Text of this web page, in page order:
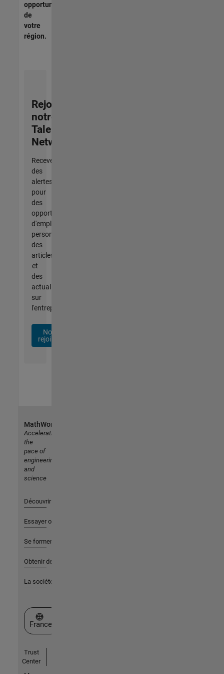
opportunités
de
votre
région.
Rejoignez
notre
Talent
Network
Recevez
des
alertes
pour
des
opportunités
d'emploi
personnalisées,
des
articles
et
des
actualités
sur
l'entreprise.
Nous
rejoindre
MathWorks
Accelerating
the
pace of
engineering
and
science
Découvrir les produits
Essayer ou acheter
Se former
Obtenir de l'aide
La société
Sélectionner un site web
France
Trust
Center